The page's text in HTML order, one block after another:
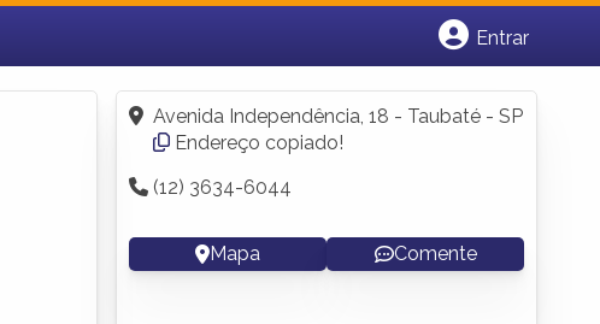
Entrar
Fazer login
Criar conta
Avenida Independência, 18 - Taubaté - SP
Endereço copiado!
(12) 3634-6044
Mapa Comente